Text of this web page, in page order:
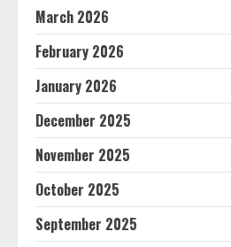
March 2026
February 2026
January 2026
December 2025
November 2025
October 2025
September 2025